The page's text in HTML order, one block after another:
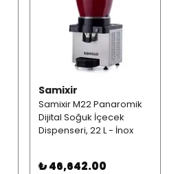
Samixir
Samixir M22 Panaromik
Dijital Soğuk İçecek
Dispenseri, 22 L - İnox
₺ 46,642.00